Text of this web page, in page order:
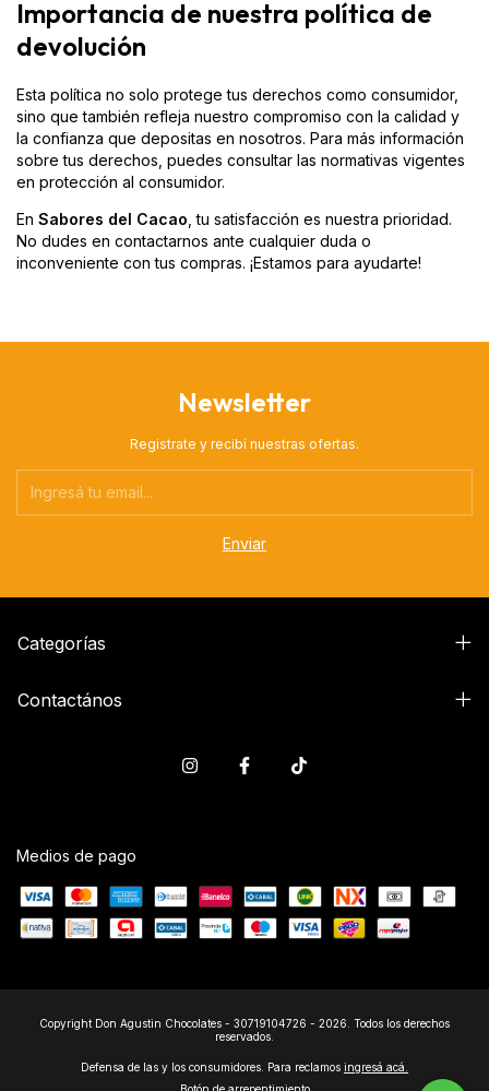
Importancia de nuestra política de
devolución
Esta política no solo protege tus derechos como consumidor,
sino que también refleja nuestro compromiso con la calidad y
la confianza que depositas en nosotros. Para más información
sobre tus derechos, puedes consultar las normativas vigentes
en protección al consumidor.
En Sabores del Cacao , tu satisfacción es nuestra prioridad.
No dudes en contactarnos ante cualquier duda o
inconveniente con tus compras. ¡Estamos para ayudarte!
Newsletter
Registrate y recibí nuestras ofertas.
Categorías
Contactános
Medios de pago
Copyright Don Agustin Chocolates - 30719104726 - 2026. Todos los derechos
reservados.
Defensa de las y los consumidores. Para reclamos ingresá acá.
Botón de arrepentimiento